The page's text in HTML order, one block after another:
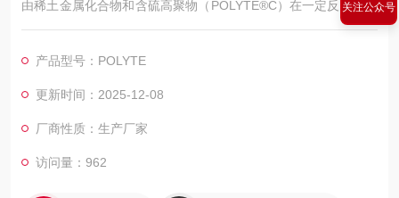
由稀土金属化合物和含硫高聚物（POLYTE®C）在一定反应条件
下反应形成的一种均一稳定的溶液。
产品型号：POLYTE
更新时间：2025-12-08
厂商性质：生产厂家
访问量：962
关注公众号